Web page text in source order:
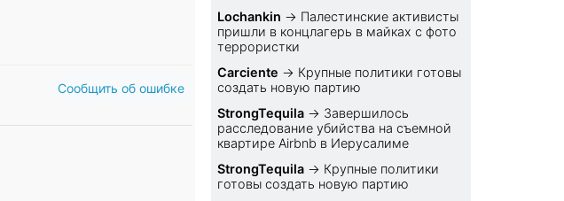
Сообщить об ошибке
Lochankin → Палестинские активисты
пришли в концлагерь в майках с фото
террористки
Carciente → Крупные политики готовы
создать новую партию
StrongTequila → Завершилось
расследование убийства на съемной
квартире Airbnb в Иерусалиме
StrongTequila → Крупные политики
готовы создать новую партию